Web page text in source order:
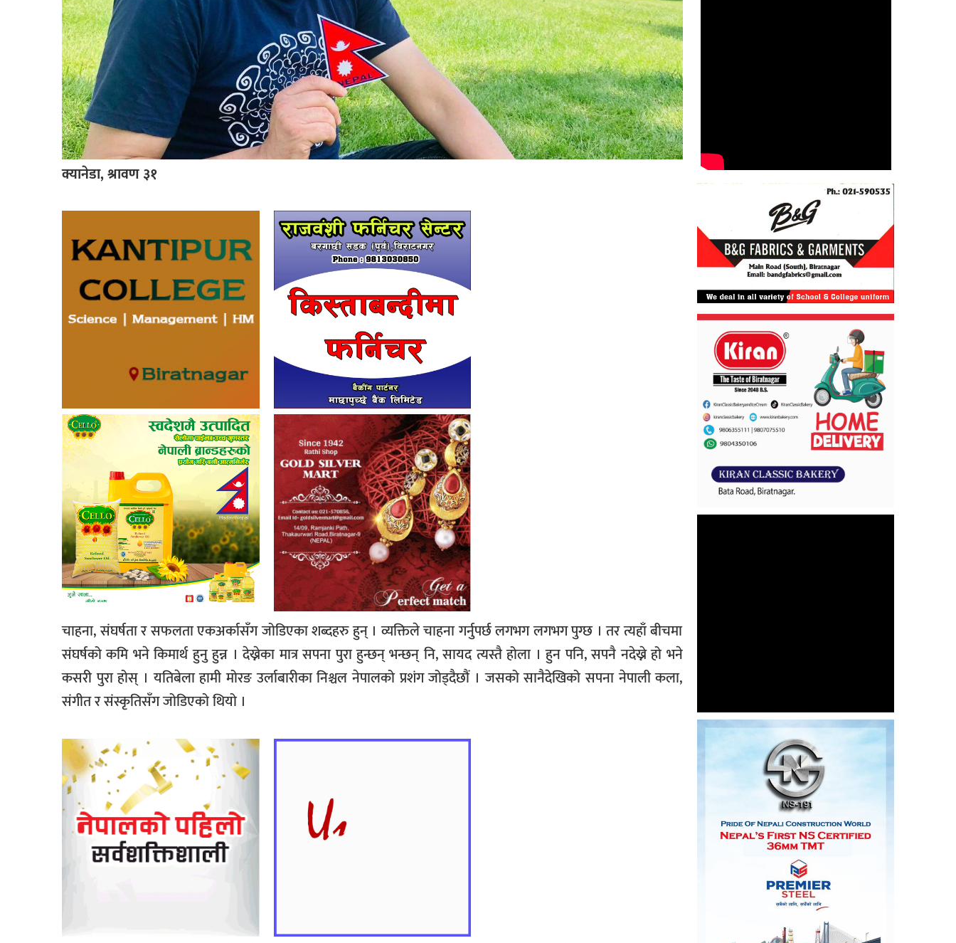
क्यानेडा, श्रावण ३१
चाहना, संघर्षता र सफलता एकअर्कासँग जोडिएका शब्दहरु हुन् । व्यक्तिले चाहना गर्नुपर्छ लगभग लगभग पुग्छ । तर त्यहाँ बीचमा
संघर्षको कमि भने किमार्थ हुनु हुन्न । देख्नेका मात्र सपना पुरा हुन्छन् भन्छन् नि, सायद त्यस्तै होला । हुन पनि, सपनै नदेख्ने हो भने
कसरी पुरा होस् । यतिबेला हामी मोरङ उर्लाबारीका निश्चल नेपालको प्रशंग जोड्दैछौं । जसको सानैदेखिको सपना नेपाली कला,
संगीत र संस्कृतिसँग जोडिएको थियो ।